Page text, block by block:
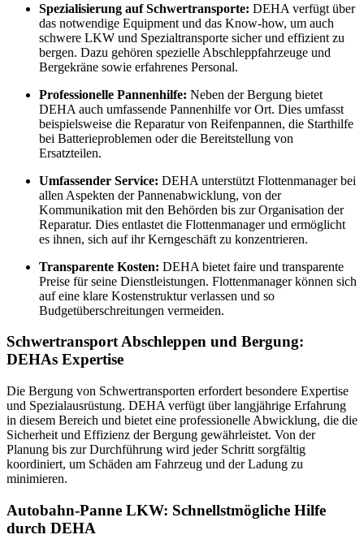
Spezialisierung auf Schwertransporte: DEHA verfügt über
das notwendige Equipment und das Know-how, um auch
schwere LKW und Spezialtransporte sicher und effizient zu
bergen. Dazu gehören spezielle Abschleppfahrzeuge und
Bergekräne sowie erfahrenes Personal.
Professionelle Pannenhilfe: Neben der Bergung bietet
DEHA auch umfassende Pannenhilfe vor Ort. Dies umfasst
beispielsweise die Reparatur von Reifenpannen, die Starthilfe
bei Batterieproblemen oder die Bereitstellung von
Ersatzteilen.
Umfassender Service: DEHA unterstützt Flottenmanager bei
allen Aspekten der Pannenabwicklung, von der
Kommunikation mit den Behörden bis zur Organisation der
Reparatur. Dies entlastet die Flottenmanager und ermöglicht
es ihnen, sich auf ihr Kerngeschäft zu konzentrieren.
Transparente Kosten: DEHA bietet faire und transparente
Preise für seine Dienstleistungen. Flottenmanager können sich
auf eine klare Kostenstruktur verlassen und so
Budgetüberschreitungen vermeiden.
Schwertransport Abschleppen und Bergung:
DEHAs Expertise
Die Bergung von Schwertransporten erfordert besondere Expertise
und Spezialausrüstung. DEHA verfügt über langjährige Erfahrung
in diesem Bereich und bietet eine professionelle Abwicklung, die die
Sicherheit und Effizienz der Bergung gewährleistet. Von der
Planung bis zur Durchführung wird jeder Schritt sorgfältig
koordiniert, um Schäden am Fahrzeug und der Ladung zu
minimieren.
Autobahn-Panne LKW: Schnellstmögliche Hilfe
durch DEHA